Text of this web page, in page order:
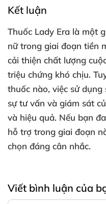
Kết luận
Thuốc Lady Era là một
nữ trong giai đoạn tiền
cải thiện chất lượng
triệu chứng khó chịu.
thuốc nào, việc sử
sự tư vấn và giám sát
và hiệu quả. Nếu bạn
hỗ trợ trong giai đoạn
chọn đáng cân nhắc.
Viết bình luận của